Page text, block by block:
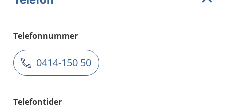
Telefonnummer
0414-150 50
Telefontider